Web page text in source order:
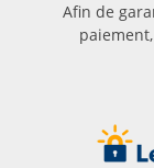
Afin de